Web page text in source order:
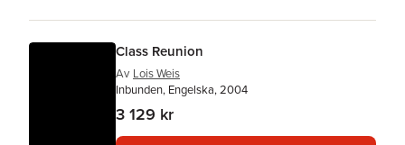
Class Reunion
Av Lois Weis
Inbunden, Engelska, 2004
3 129 kr